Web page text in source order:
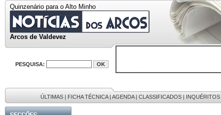
Quinzenário para o Alto Minho
Arcos de Valdevez
PESQUISA:
Em arquivo
595 edições
9886 mensagens
ÚLTIMAS | FICHA TÉCNICA| AGENDA| CLASSIFICADOS | INQUÉRITOS